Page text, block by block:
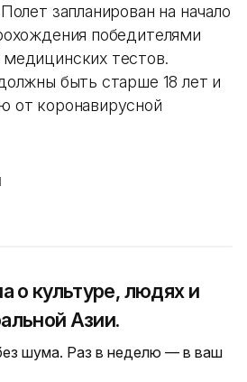
запланирован на начало
победителями
тестов.
быть старше 18 лет и
от коронавирусной
о культуре, людях и
Азии.
шума. Раз в неделю — в ваш